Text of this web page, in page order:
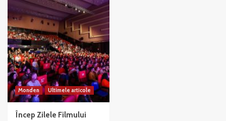
Monden Ultimele articole
Încep Zilele Filmului